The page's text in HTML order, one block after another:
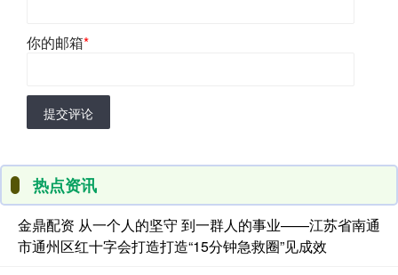
你的邮箱*
提交评论
热点资讯
金鼎配资 从一个人的坚守 到一群人的事业——江苏省南通
市通州区红十字会打造打造“15分钟急救圈”见成效